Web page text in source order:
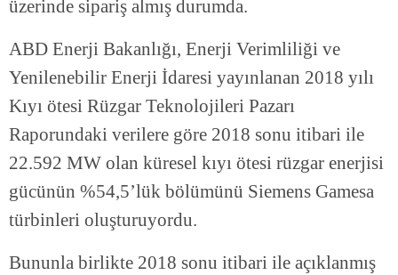
üzerinde sipariş almış durumda.
ABD Enerji Bakanlığı, Enerji Verimliliği ve
Yenilenebilir Enerji İdaresi yayınlanan 2018 yılı
Kıyı ötesi Rüzgar Teknolojileri Pazarı
Raporundaki verilere göre 2018 sonu itibari ile
22.592 MW olan küresel kıyı ötesi rüzgar enerjisi
gücünün %54,5’lük bölümünü Siemens Gamesa
türbinleri oluşturuyordu.
Bununla birlikte 2018 sonu itibari ile açıklanmış